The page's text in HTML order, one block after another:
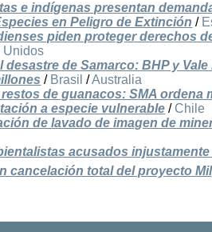
e indígenas presentan
en Peligro de Extinción /
piden proteger derechos
Unidos
desastre de Samarco: BHP y
/ Brasil /Australia
de guanacos: SMA ordena
a especie vulnerable / Chile
de lavado de imagen de
acusados
cancelación total del proyecto